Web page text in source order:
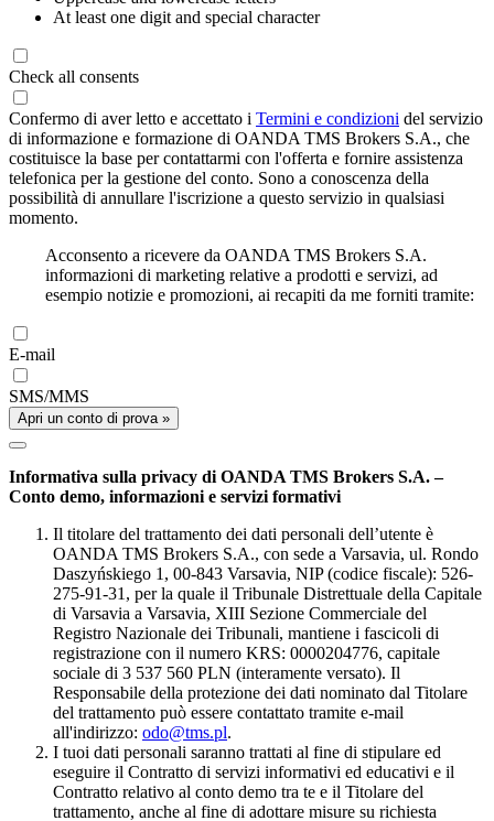
At least one digit and special character
Check all consents
Confermo di aver letto e accettato i Termini e condizioni del servizio
di informazione e formazione di OANDA TMS Brokers S.A., che
costituisce la base per contattarmi con l'offerta e fornire assistenza
telefonica per la gestione del conto. Sono a conoscenza della
possibilità di annullare l'iscrizione a questo servizio in qualsiasi
momento.
Acconsento a ricevere da OANDA TMS Brokers S.A.
informazioni di marketing relative a prodotti e servizi, ad
esempio notizie e promozioni, ai recapiti da me forniti tramite:
E-mail
SMS/MMS
Apri un conto di prova »
Informativa sulla privacy di OANDA TMS Brokers S.A. –
Conto demo, informazioni e servizi formativi
Il titolare del trattamento dei dati personali dell’utente è
OANDA TMS Brokers S.A., con sede a Varsavia, ul. Rondo
Daszyńskiego 1, 00-843 Varsavia, NIP (codice fiscale): 526-
275-91-31, per la quale il Tribunale Distrettuale della Capitale
di Varsavia a Varsavia, XIII Sezione Commerciale del
Registro Nazionale dei Tribunali, mantiene i fascicoli di
registrazione con il numero KRS: 0000204776, capitale
sociale di 3 537 560 PLN (interamente versato). Il
Responsabile della protezione dei dati nominato dal Titolare
del trattamento può essere contattato tramite e-mail
all'indirizzo: odo@tms.pl.
I tuoi dati personali saranno trattati al fine di stipulare ed
eseguire il Contratto di servizi informativi ed educativi e il
Contratto relativo al conto demo tra te e il Titolare del
trattamento, anche al fine di adottare misure su richiesta